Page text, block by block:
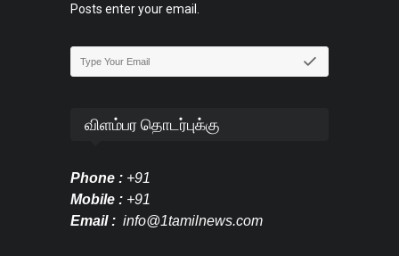
Posts enter your email.
விளம்பர தொடர்புக்கு
Phone : +91
Mobile : +91
Email : info@1tamilnews.com